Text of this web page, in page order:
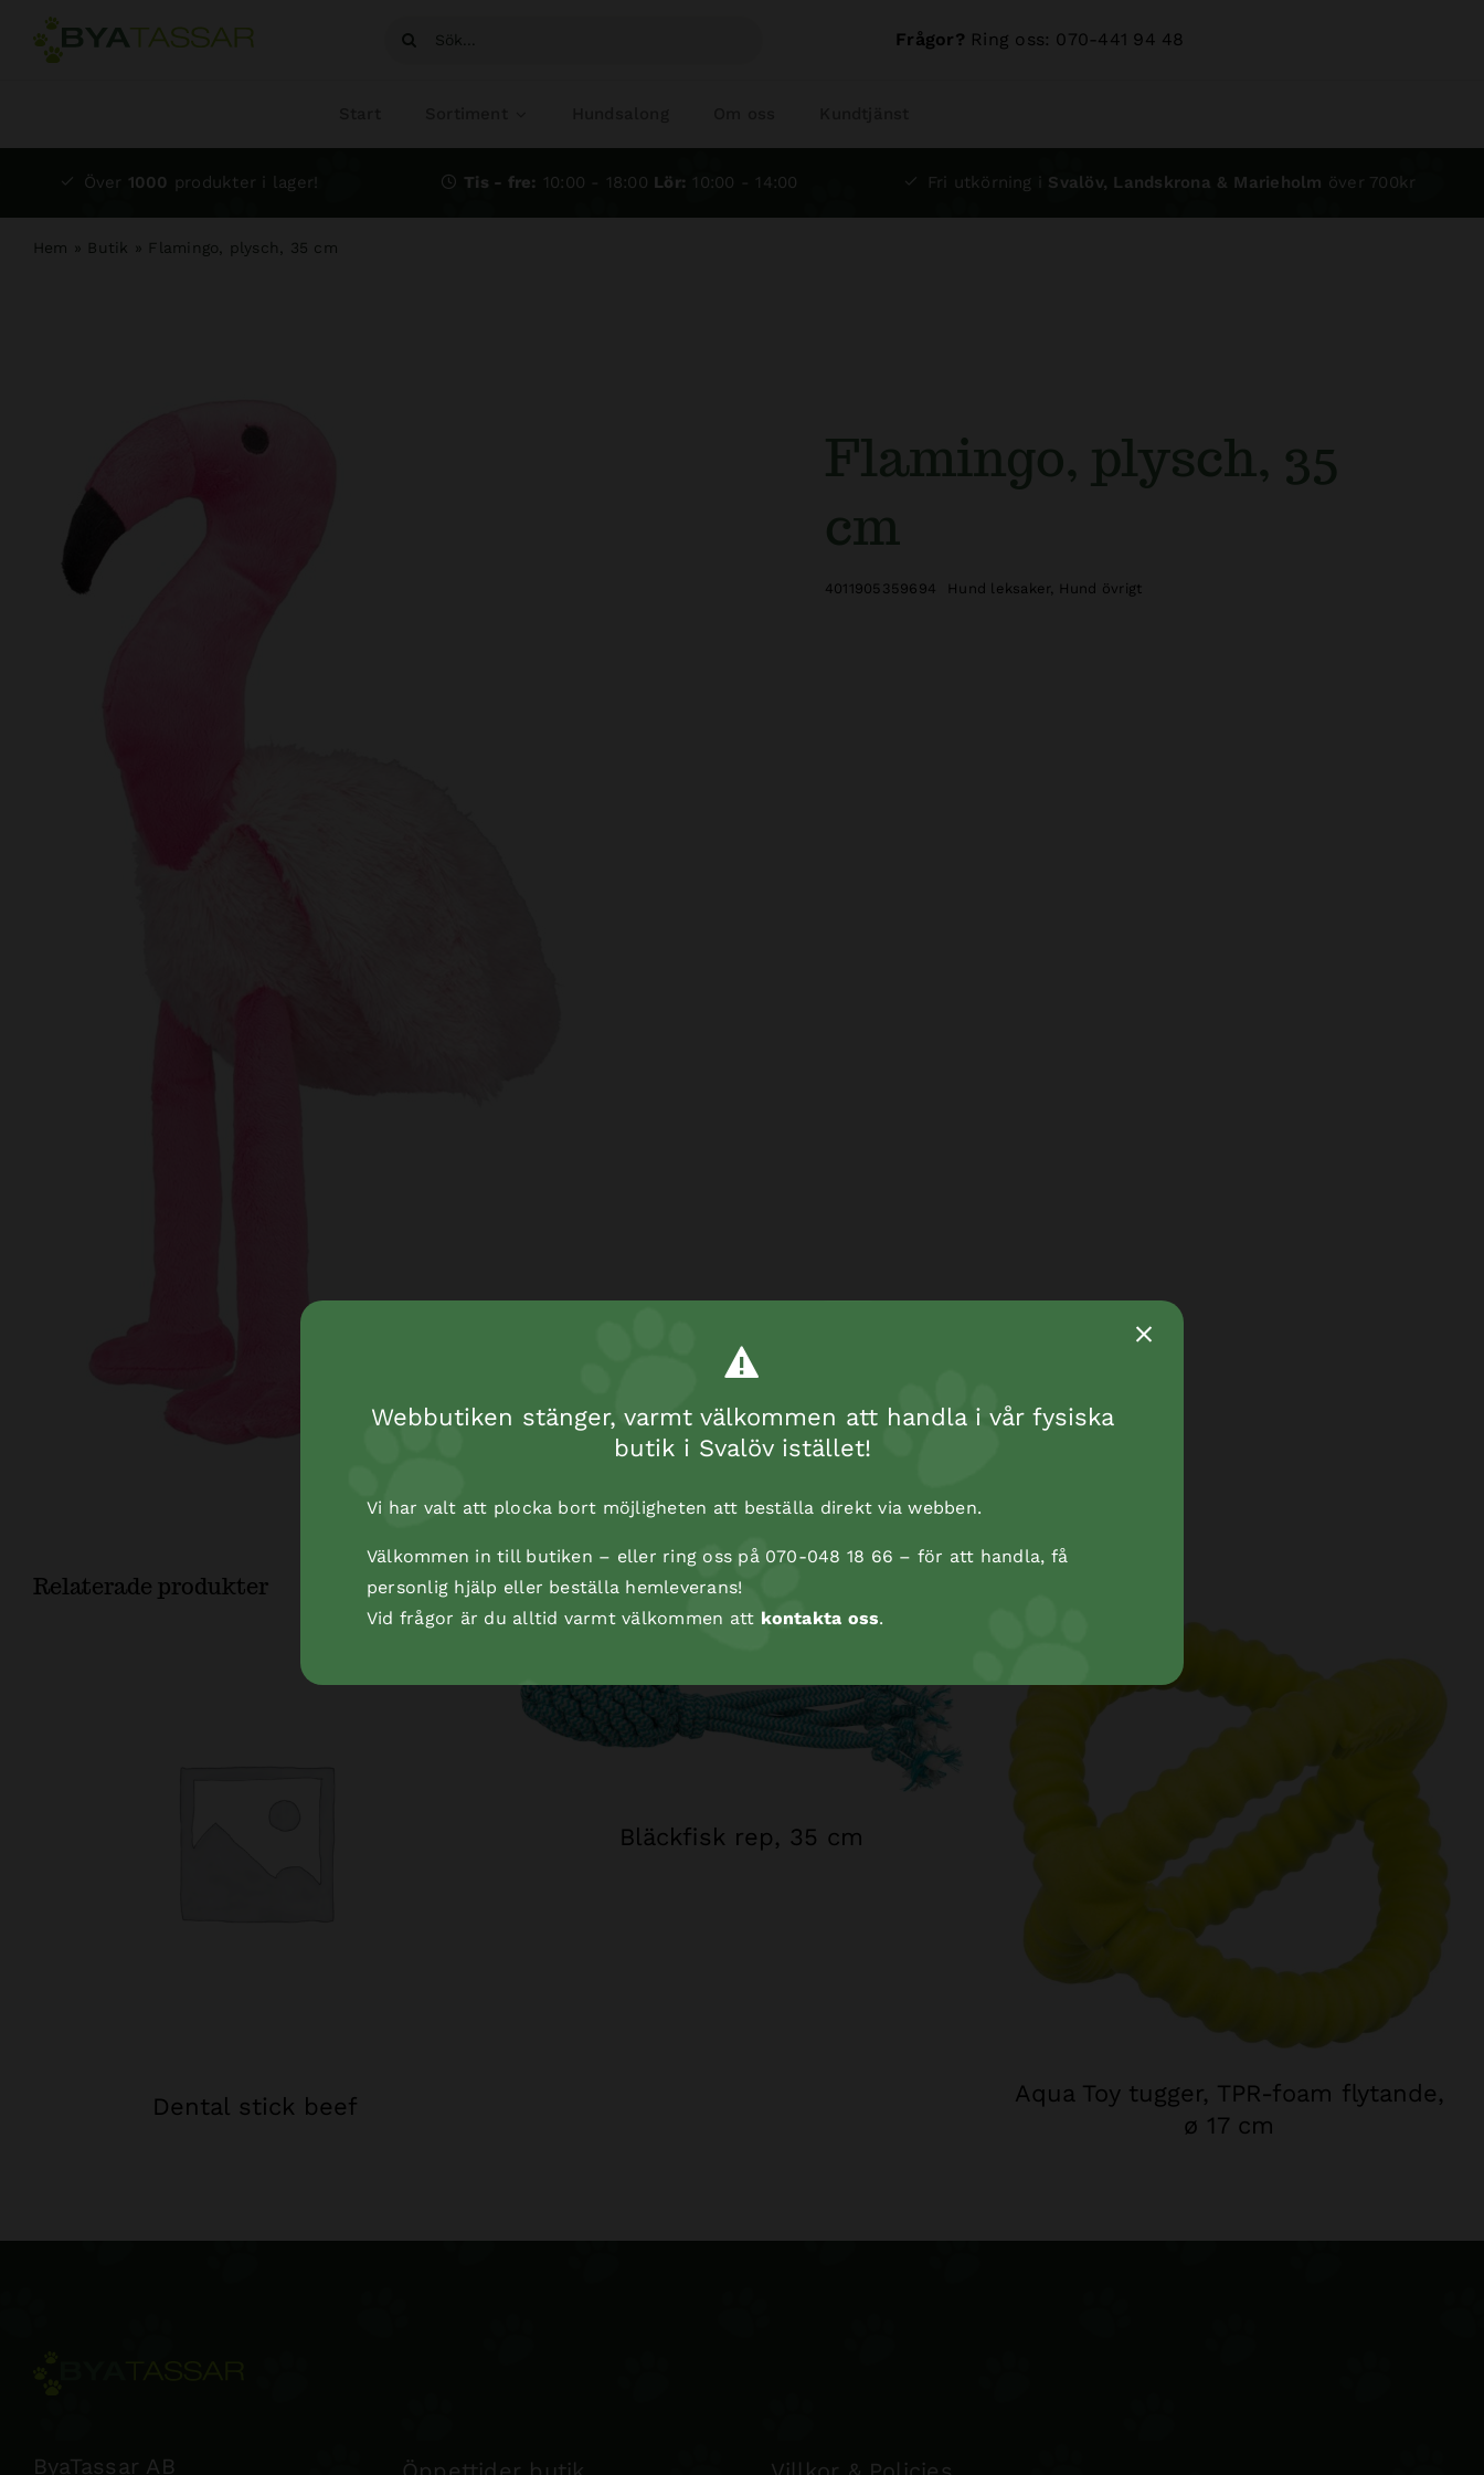
Fortsätt
Sök
Frågor? Ring oss: 070-441 94 48
Över 1000 produkter i lager! Tis - fre: 10:00 - 18:00 Lör: 10:00 - 14:00 Fri utkörning i Svalöv, Landskrona & Marieholm över 700kr
Hem » Butik » Flamingo, plysch, 35 cm
Flamingo, plysch, 35
cm
4011905359694 Hund leksaker Hund övrigt
Relaterade produkter
Dental stick beef
Bläckfisk rep, 35 cm
Aqua Toy tugger, TPR-foam flytande,
ø 17 cm
ByaTassar AB
Webbutiken stänger, varmt välkommen att handla i vår fysiska
butik i Svalöv istället!
Vi har valt att plocka bort möjligheten att beställa direkt via webben.
Välkommen in till butiken – eller ring oss på 070-048 18 66 – för att handla, få
personlig hjälp eller beställa hemleverans!
Vid frågor är du alltid varmt välkommen att kontakta oss.